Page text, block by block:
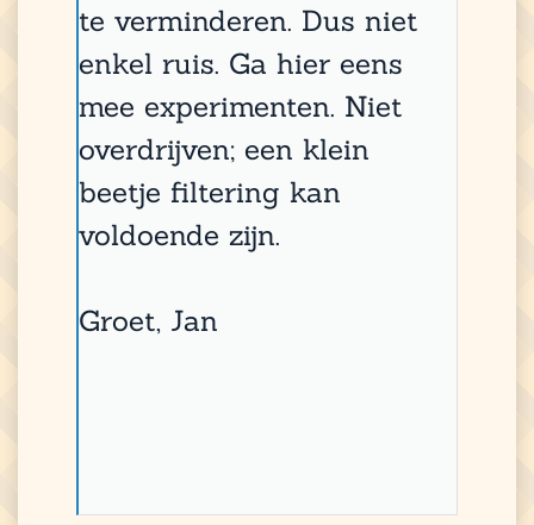
te verminderen. Dus niet
enkel ruis. Ga hier eens
mee experimenten. Niet
overdrijven; een klein
beetje filtering kan
voldoende zijn.
Groet, Jan